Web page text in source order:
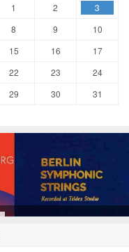
1 2
3
8 9
10
15 16
17
22 23
24
29 30
31